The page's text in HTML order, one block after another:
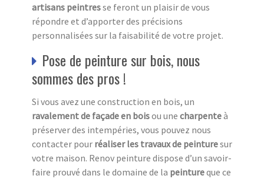
artisans peintresse feront un plaisir de vous
répondre et d’apporter des précisions
personnalisées sur la faisabilité de votre projet.
Pose de peinture sur bois, nous
sommes des pros !
Si vous avez une construction en bois, un
ravalement de façade en boisou une charpenteà
préserver des intempéries, vous pouvez nous
contacter pour réaliser les travaux de peinturesur
votre maison. Renov peinture dispose d’un savoir-
faire prouvé dans le domaine de la peintureque ce